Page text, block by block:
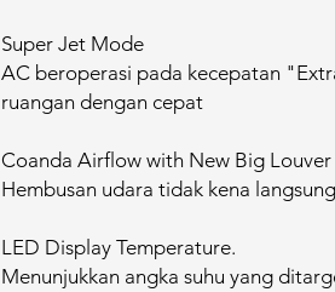
Super Jet Mode
AC beroperasi pada kecepatan
ruangan dengan cepat
Coanda Airflow with New Big Louver
Hembusan udara tidak kena
LED Display Temperature.
Menunjukkan angka suhu yang